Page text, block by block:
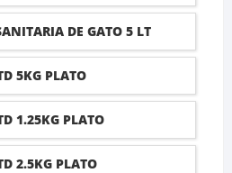
DE GATO 5 LT
5KG PLATO
1.25KG PLATO
2.5KG PLATO